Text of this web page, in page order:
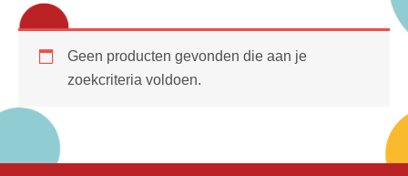
Geen producten gevonden die aan je
zoekcriteria voldoen.